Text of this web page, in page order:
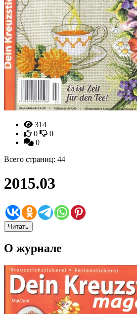
314
0
0
0
Всего страниц: 44
2015.03
Читать
О журнале